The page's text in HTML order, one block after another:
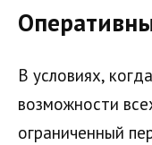
В условиях,
возможности
ограниченный